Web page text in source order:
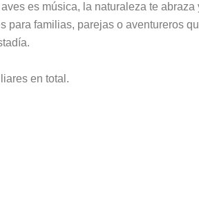
es música, la naturaleza te abraza
para familias, parejas o aventureros
en total.